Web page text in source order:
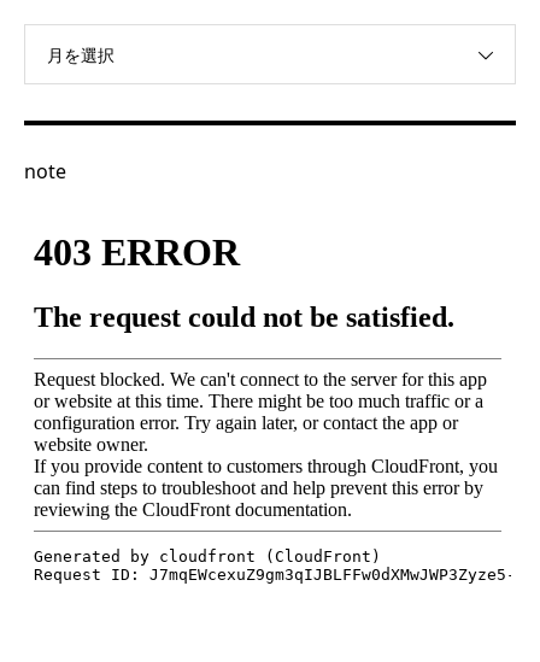
月を選択
note